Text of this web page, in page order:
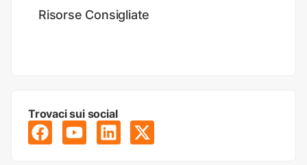
Risorse Consigliate
Trovaci sui social